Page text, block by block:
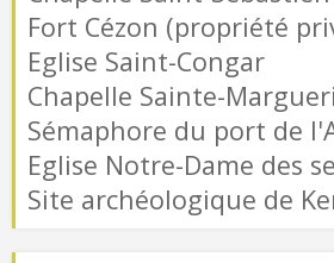
Fort Cézon (propriété
Eglise Saint-Congar
Chapelle Sainte-
Sémaphore du port de
Eglise Notre-Dame des
Site archéologique de